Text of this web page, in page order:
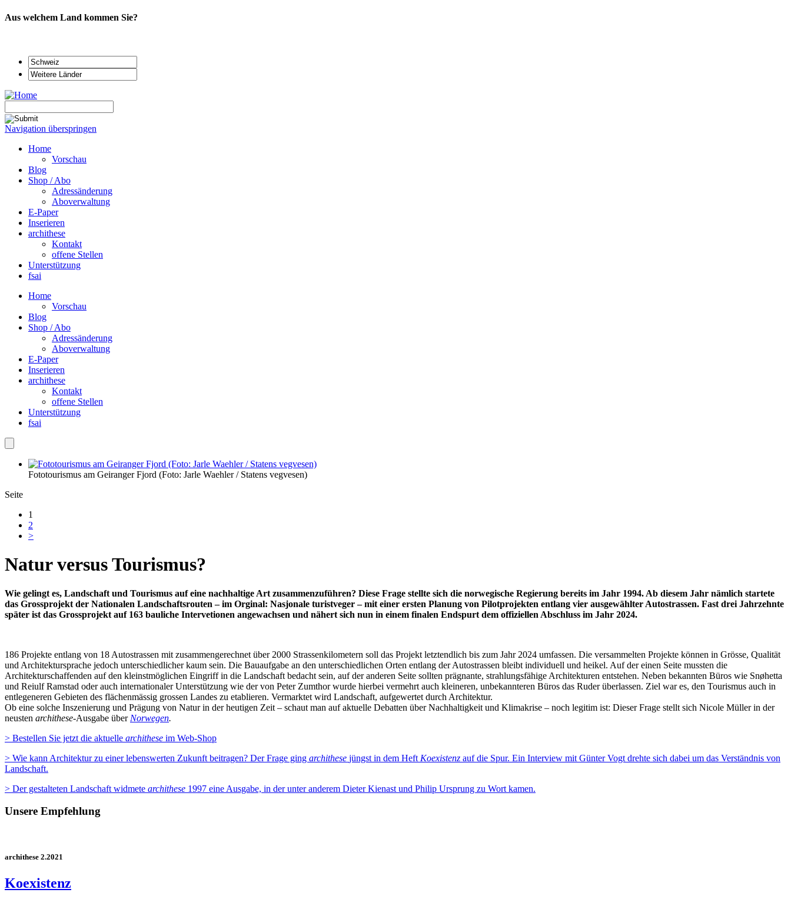
Aus welchem Land kommen Sie?
Navigation überspringen
Home
Vorschau
Blog
Shop / Abo
Adressänderung
Aboverwaltung
E-Paper
Inserieren
archithese
Kontakt
offene Stellen
Unterstützung
fsai
Home
Vorschau
Blog
Shop / Abo
Adressänderung
Aboverwaltung
E-Paper
Inserieren
archithese
Kontakt
offene Stellen
Unterstützung
fsai
Fototourismus am Geiranger Fjord (Foto: Jarle Waehler / Statens vegvesen)
Seite
1
2
>
Natur versus Tourismus?
Wie gelingt es, Landschaft und Tourismus auf eine nachhaltige Art zusammenzuführen? Diese Frage stellte sich die norwegische Regierung bereits im Jahr 1994. Ab diesem Jahr nämlich startete
das Grossprojekt der Nationalen Landschaftsrouten – im Orginal: Nasjonale turistveger – mit einer ersten Planung von Pilotprojekten entlang vier ausgewählter Autostrassen. Fast drei Jahrzehnte
später ist das Grossprojekt auf 163 bauliche Intervetionen angewachsen und nähert sich nun in einem finalen Endspurt dem offiziellen Abschluss im Jahr 2024.
186 Projekte entlang von 18 Autostrassen mit zusammengerechnet über 2000 Strassenkilometern soll das Projekt letztendlich bis zum Jahr 2024 umfassen. Die versammelten Projekte können in Grösse, Qualität
und Architektursprache jedoch unterschiedlicher kaum sein. Die Bauaufgabe an den unterschiedlichen Orten entlang der Autostrassen bleibt individuell und heikel. Auf der einen Seite mussten die
Architekturschaffenden auf den kleinstmöglichen Eingriff in die Landschaft bedacht sein, auf der anderen Seite sollten prägnante, strahlungsfähige Architekturen entstehen. Neben bekannten Büros wie Snøhetta
und Reiulf Ramstad oder auch internationaler Unterstützung wie der von Peter Zumthor wurde hierbei vermehrt auch kleineren, unbekannteren Büros das Ruder überlassen. Ziel war es, den Tourismus auch in
entlegeneren Gebieten des flächenmässig grossen Landes zu etablieren. Vermarktet wird Landschaft, aufgewertet durch Architektur.
Ob eine solche Inszenierung und Prägung von Natur in der heutigen Zeit – schaut man auf aktuelle Debatten über Nachhaltigkeit und Klimakrise – noch legitim ist: Dieser Frage stellt sich Nicole Müller in der
neusten archithese-Ausgabe über Norwegen.
> Bestellen Sie jetzt die aktuelle archithese im Web-Shop
> Wie kann Architektur zu einer lebenswerten Zukunft beitragen? Der Frage ging archithese jüngst in dem Heft Koexistenz auf die Spur. Ein Interview mit Günter Vogt drehte sich dabei um das Verständnis von
Landschaft.
> Der gestalteten Landschaft widmete archithese 1997 eine Ausgabe, in der unter anderem Dieter Kienast und Philip Ursprung zu Wort kamen.
Unsere Empfehlung
archithese 2.2021
Koexistenz